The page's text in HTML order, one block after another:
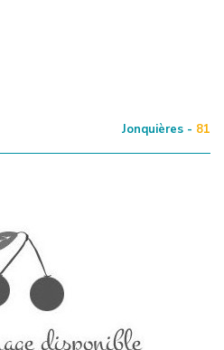
Jonquières - 81